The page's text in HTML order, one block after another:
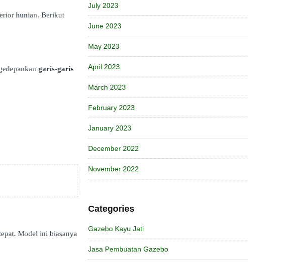
hunian. Berikut
garis-garis
Model ini biasanya
July 2023
June 2023
May 2023
April 2023
March 2023
February 2023
January 2023
December 2022
November 2022
Categories
Gazebo Kayu Jati
Jasa Pembuatan Gazebo